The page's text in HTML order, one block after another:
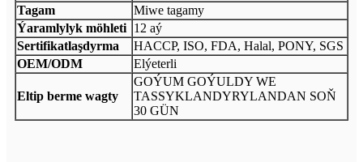
Tagam
Miwe tagamy
Ýaramlylyk möhleti 12 aý
Sertifikatlaşdyrma
HACCP, ISO, FDA, Halal, PONY, SGS
OEM/ODM
Elýeterli
Eltip berme wagty
GOÝUM GOÝULDY WE
TASSYKLANDYRYLANDAN SOŇ
30 GÜN